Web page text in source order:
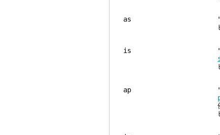
as "a
ビジュアルモード
is "inner
ビジュアルモード
ap "a
例外: 空行 (空白だ
ビジュアルモード